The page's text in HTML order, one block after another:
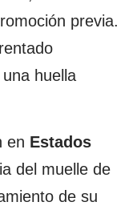
previa.
huella
en Estados
del muelle de
de su